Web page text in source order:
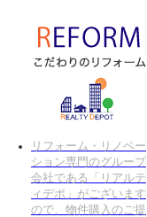
リフォーム・リノベー
ション専門のグループ
会社である「リアルテ
ィデポ」がございます
ので、物件購入のご提